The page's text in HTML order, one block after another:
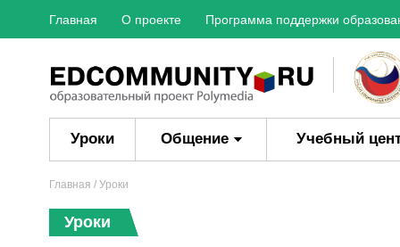
Главная О проекте Программа поддержки
Уроки Общение Учебный
Главная / Уроки
Уроки